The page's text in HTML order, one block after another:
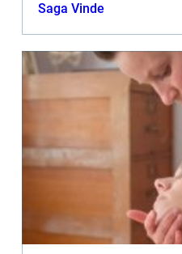
Saga Vinde